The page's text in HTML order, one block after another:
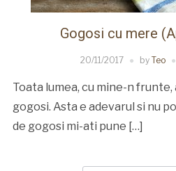
Gogosi cu mere
20/11/2017 by Teo
Toata lumea, cu mine-n
gogosi. Asta e adevarul si nu
de gogosi mi-ati pune […]